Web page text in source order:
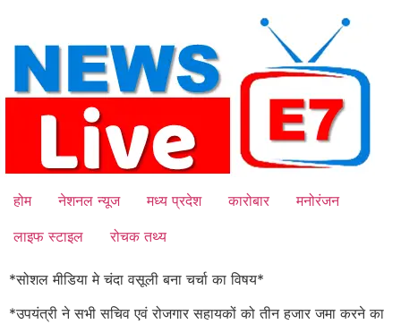
content
होम नेशनल न्यूज मध्य प्रदेश कारोबार
मनोरंजन
लाइफ स्टाइल
रोचक तथ्य
*सोशल मीडिया मे चंदा वसूली बना चर्चा का विषय*
*उपयंत्री ने सभी सचिव एवं रोजगार सहायकों को तीन हजार जमा करने का